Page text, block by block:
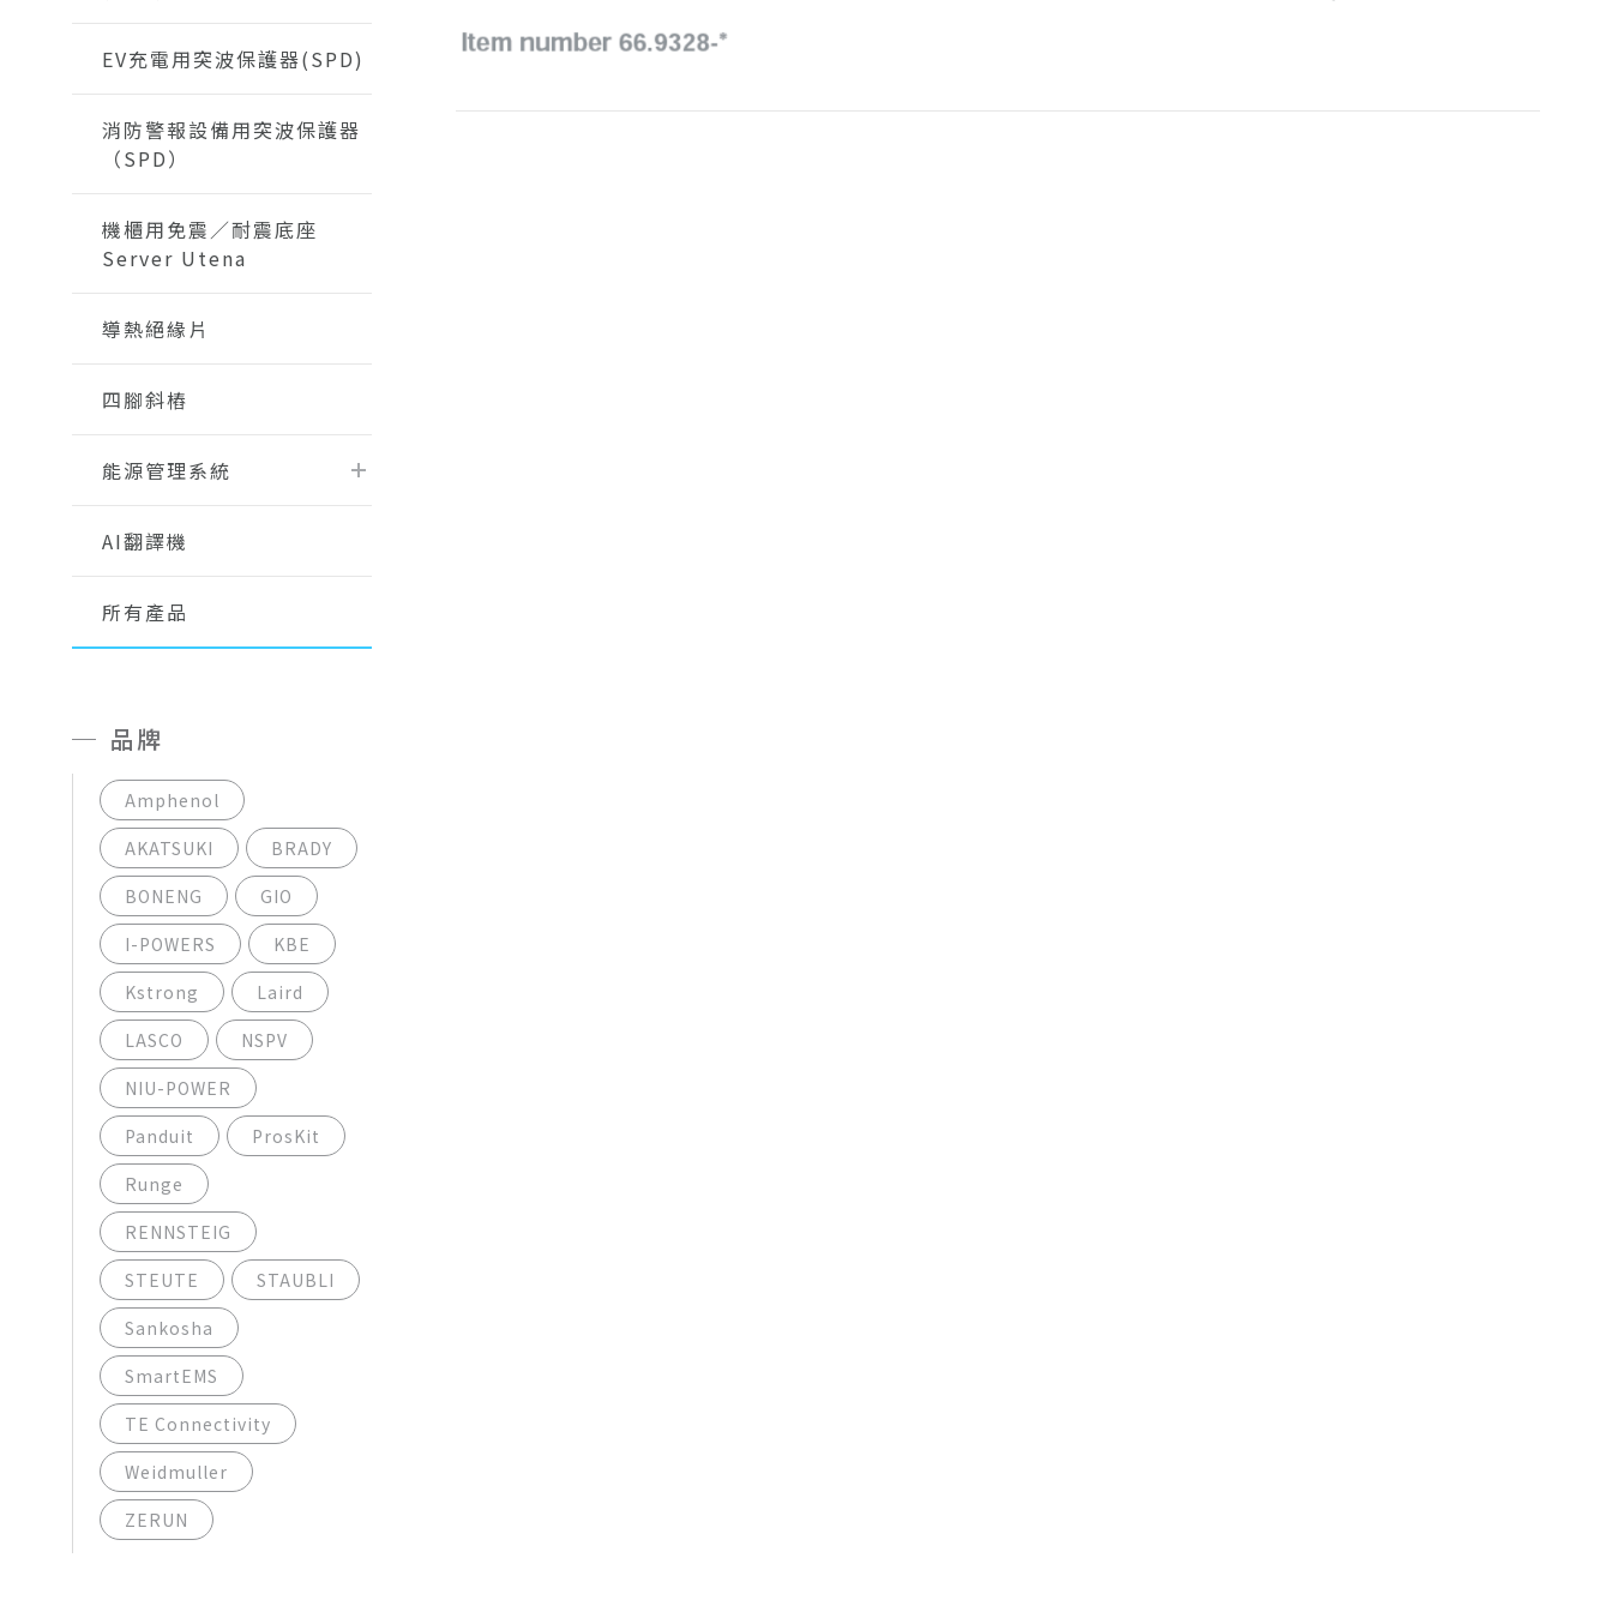
EV充電用突波保護器(SPD)
消防警報設備用突波保護器
（SPD）
機櫃用免震／耐震底座
Server Utena
導熱絕緣片
四腳斜樁
能源管理系統
AI翻譯機
所有產品
品牌
Amphenol
AKATSUKI
BRADY
BONENG
GIO
I-POWERS
KBE
Kstrong
Laird
LASCO
NSPV
NIU-POWER
Panduit
ProsKit
Runge
RENNSTEIG
STEUTE
STAUBLI
Sankosha
SmartEMS
TE Connectivity
Weidmuller
ZERUN